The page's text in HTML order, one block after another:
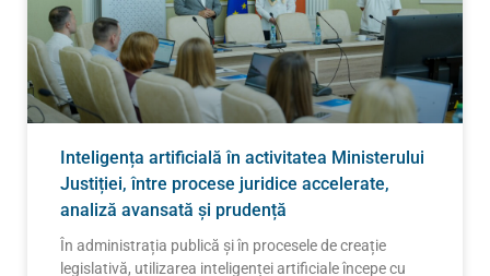
Inteligența artificială în activitatea Ministerului
Justiției, între procese juridice accelerate,
analiză avansată și prudență
În administrația publică și în procesele de creație
legislativă, utilizarea inteligenței artificiale începe cu